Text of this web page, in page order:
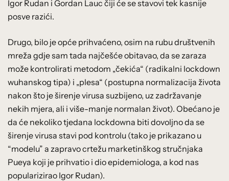
Igor Rudan i Gordan Lauc čiji će se stavovi tek kasnije
posve razići.
Drugo, bilo je opće prihvaćeno, osim na rubu društvenih
mreža gdje sam tada najčešće obitavao, da se zaraza
može kontrolirati metodom „čekića“ (radikalni lockdown
wuhanskog tipa) i „plesa“ (postupna normalizacija života
nakon što je širenje virusa suzbijeno, uz zadržavanje
nekih mjera, ali i više-manje normalan život). Obećano je
da će nekoliko tjedana lockdowna biti dovoljno da se
širenje virusa stavi pod kontrolu (tako je prikazano u
“modelu” a zapravo crtežu marketinškog stručnjaka
Pueya koji je prihvatio i dio epidemiologa, a kod nas
popularizirao Igor Rudan).